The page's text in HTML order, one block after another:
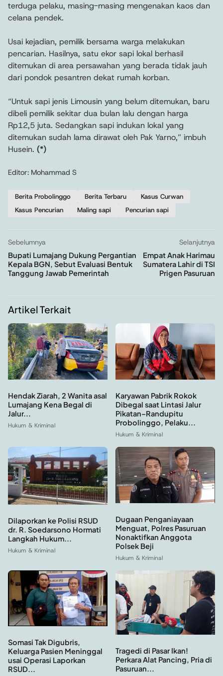
terduga pelaku, masing-masing mengenakan kaos dan
celana pendek.
Usai kejadian, pemilik bersama warga melakukan
pencarian. Hasilnya, satu ekor sapi lokal berhasil
ditemukan di area persawahan yang berada tidak jauh
dari pondok pesantren dekat rumah korban.
“Untuk sapi jenis Limousin yang belum ditemukan, baru
dibeli pemilik sekitar dua bulan lalu dengan harga
Rp12,5 juta. Sedangkan sapi indukan lokal yang
ditemukan sudah lama dirawat oleh Pak Yarno,” imbuh
Husein. (*)
Editor: Mohammad S
Berita Probolinggo Berita Terbaru
Kasus Curwan
Kasus Pencurian
Maling sapi Pencurian sapi
Sebelumnya
Bupati Lumajang Dukung Pergantian
Kepala BGN, Sebut Evaluasi Bentuk
Tanggung Jawab Pemerintah
Selanjutnya
Empat Anak Harimau
Sumatera Lahir di TSI
Prigen Pasuruan
Artikel Terkait
Hendak Ziarah, 2 Wanita asal
Lumajang Kena Begal di
Jalur...
Hukum & Kriminal
Karyawan Pabrik Rokok
Dibegal saat Lintasi Jalur
Pikatan–Randupitu
Probolinggo, Pelaku...
Hukum & Kriminal
Dilaporkan ke Polisi RSUD
dr. R. Soedarsono Hormati
Langkah Hukum...
Hukum & Kriminal
Dugaan Penganiayaan
Menguat, Polres Pasuruan
Nonaktifkan Anggota
Polsek Beji
Hukum & Kriminal
Somasi Tak Digubris,
Keluarga Pasien Meninggal
usai Operasi Laporkan
RSUD...
Tragedi di Pasar Ikan!
Perkara Alat Pancing, Pria di
Pasuruan...